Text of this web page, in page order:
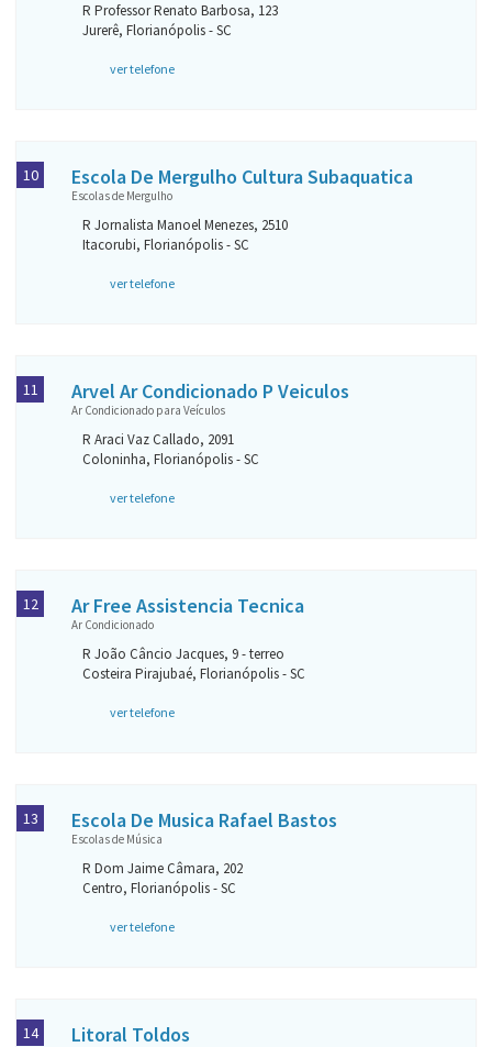
R Professor Renato Barbosa, 123
Jurerê, Florianópolis - SC
ver telefone
Escola De Mergulho Cultura Subaquatica
Escolas de Mergulho
R Jornalista Manoel Menezes, 2510
Itacorubi, Florianópolis - SC
ver telefone
10
Arvel Ar Condicionado P Veiculos
Ar Condicionado para Veículos
R Araci Vaz Callado, 2091
Coloninha, Florianópolis - SC
ver telefone
11
Ar Free Assistencia Tecnica
Ar Condicionado
R João Câncio Jacques, 9 - terreo
Costeira Pirajubaé, Florianópolis - SC
ver telefone
12
Escola De Musica Rafael Bastos
Escolas de Música
R Dom Jaime Câmara, 202
Centro, Florianópolis - SC
ver telefone
13
Litoral Toldos
14